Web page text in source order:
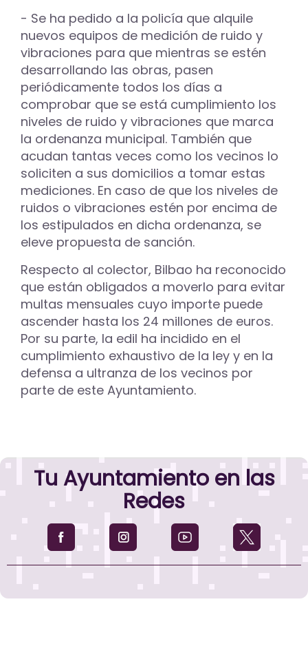
- Se ha pedido a la policía que alquile
nuevos equipos de medición de ruido y
vibraciones para que mientras se estén
desarrollando las obras, pasen
periódicamente todos los días a
comprobar que se está cumplimiento los
niveles de ruido y vibraciones que marca
la ordenanza municipal. También que
acudan tantas veces como los vecinos lo
soliciten a sus domicilios a tomar estas
mediciones. En caso de que los niveles de
ruidos o vibraciones estén por encima de
los estipulados en dicha ordenanza, se
eleve propuesta de sanción.
Respecto al colector, Bilbao ha reconocido
que están obligados a moverlo para evitar
multas mensuales cuyo importe puede
ascender hasta los 24 millones de euros.
Por su parte, la edil ha incidido en el
cumplimiento exhaustivo de la ley y en la
defensa a ultranza de los vecinos por
parte de este Ayuntamiento.
Tu Ayuntamiento en las
Redes